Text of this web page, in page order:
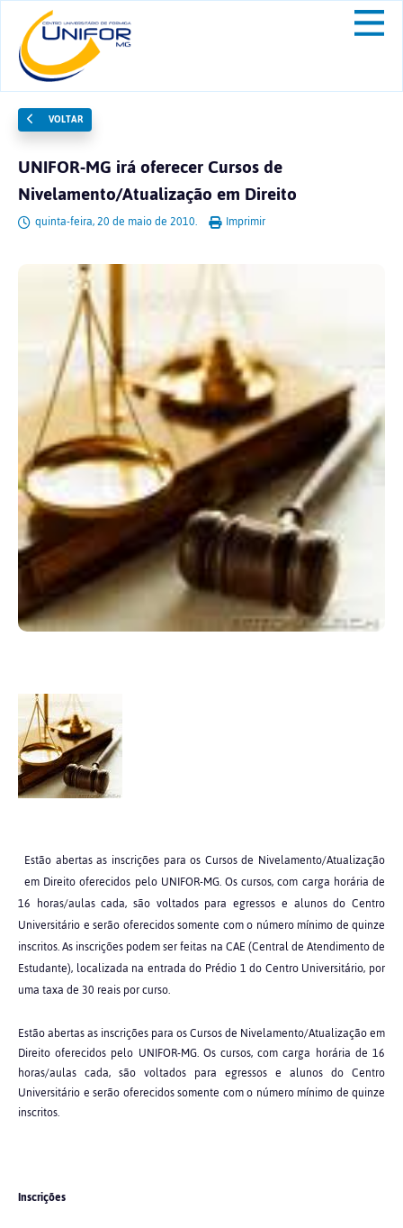
VOLTAR
UNIFOR-MG irá oferecer Cursos de
Nivelamento/Atualização em Direito
quinta-feira, 20 de maio de 2010. Imprimir
Estão abertas as inscrições para os Cursos de Nivelamento/Atualização
em Direito oferecidos pelo UNIFOR-MG. Os cursos, com carga horária de
16 horas/aulas cada, são voltados para egressos e alunos do Centro
Universitário e serão oferecidos somente com o número mínimo de quinze
inscritos. As inscrições podem ser feitas na CAE (Central de Atendimento de
Estudante), localizada na entrada do Prédio 1 do Centro Universitário, por
uma taxa de 30 reais por curso.
Estão abertas as inscrições para os Cursos de Nivelamento/Atualização em
Direito oferecidos pelo UNIFOR-MG. Os cursos, com carga horária de 16
horas/aulas cada, são voltados para egressos e alunos do Centro
Universitário e serão oferecidos somente com o número mínimo de quinze
inscritos.
Inscrições